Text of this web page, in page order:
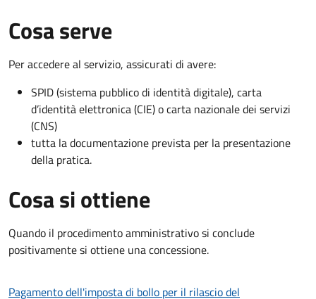
Cosa serve
Per accedere al servizio, assicurati di avere:
SPID (sistema pubblico di identità digitale), carta
d’identità elettronica (CIE) o carta nazionale dei servizi
(CNS)
tutta la documentazione prevista per la presentazione
della pratica.
Cosa si ottiene
Quando il procedimento amministrativo si conclude
positivamente si ottiene una concessione.
Pagamento dell'imposta di bollo per il rilascio del